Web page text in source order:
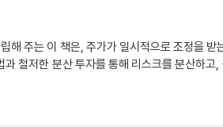
해 주는 이 책은, 주가가 일시적으로 조정을
철저한 분산 투자를 통해 리스크를 분산하